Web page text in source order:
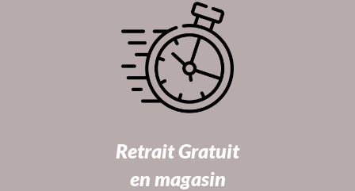
Retrait Gratuit
en magasin